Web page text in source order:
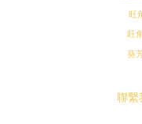
旺
旺
葵
聯繫